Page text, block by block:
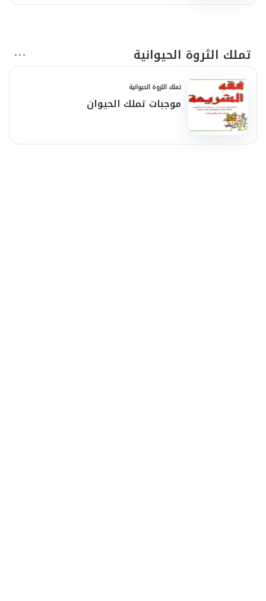
تملك الثروة الحيوانية
تملك الثروة الحيوانية
موجبات تملك الحيوان